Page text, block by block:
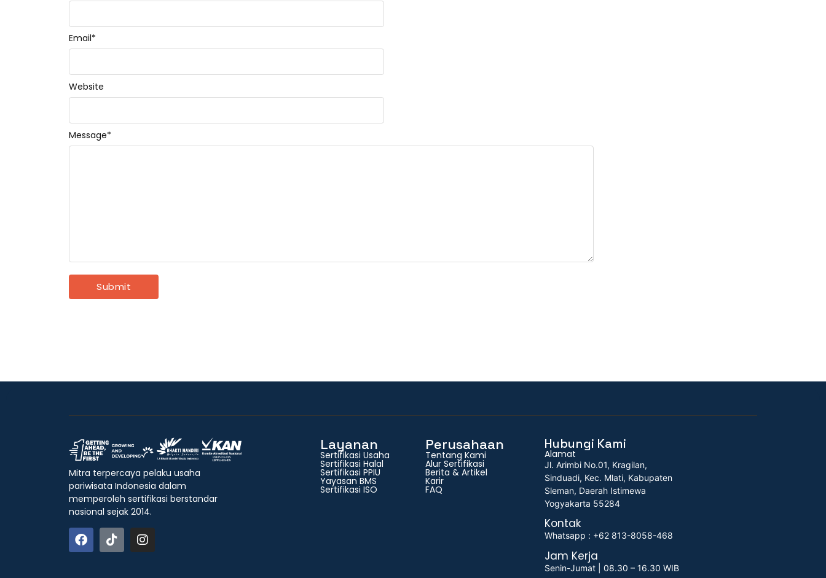
Message*
Email*
Website
Mitra terpercaya pelaku usaha
pariwisata Indonesia dalam
memperoleh sertifikasi berstandar
nasional sejak 2014.
Layanan
Sertifikasi Usaha
Sertifikasi Halal
Sertifikasi PPIU
Yayasan BMS
Sertifikasi ISO
Perusahaan
Tentang Kami
Alur Sertifikasi
Berita & Artikel
Karir
FAQ
Hubungi Kami
Alamat
Jl. Arimbi No.01, Kragilan,
Sinduadi, Kec. Mlati, Kabupaten
Sleman, Daerah Istimewa
Yogyakarta 55284
Kontak
Whatsapp : +62 813-8058-468
Jam Kerja
Senin-Jumat | 08.30 – 16.30 WIB